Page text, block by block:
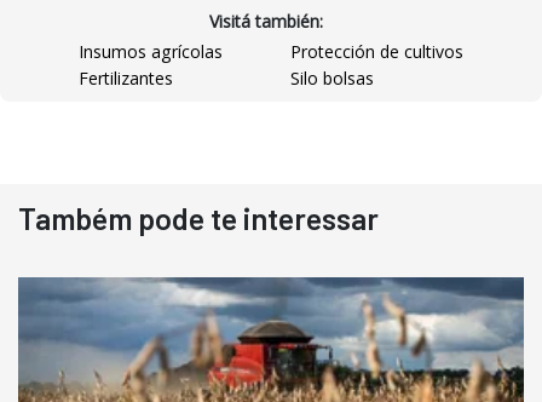
Pá Carregadeira Cat 966
Ano 1987
R$ 145.000
Visitá también:
Insumos agrícolas
Protección de cultivos
Fertilizantes
Silo bolsas
Também pode te interessar